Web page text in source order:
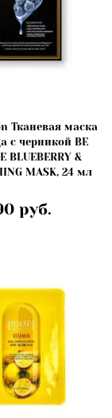
Тканевая маска
с черникой BE
BLUEBERRY &
MASK, 24 мл
руб.